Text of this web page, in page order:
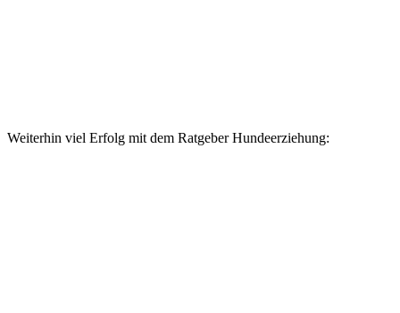
Weiterhin viel Erfolg mit dem Ratgeber Hundeerziehung: